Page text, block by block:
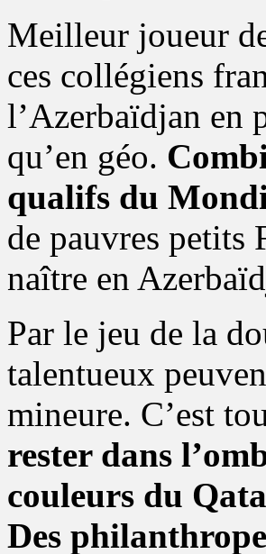
Meilleur joueur
ces collégiens
l’Azerbaïdjan en
qu’en géo.
qualifs du
de pauvres petits
naître en
Par le jeu de la
talentueux
mineure. C’est
rester dans
couleurs du
Des